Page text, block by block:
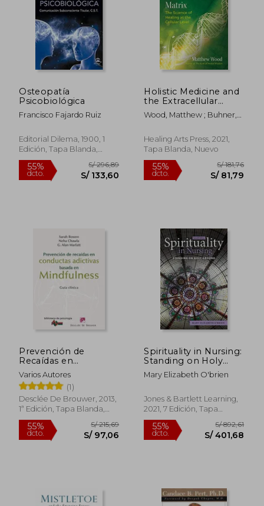
55%
dcto. S/ 107,50
dcto.
55%
dcto.
Osteopatía
Psicobiológica
Francisco Fajardo Ruiz
Editorial Dilema, 1900, 1
Edición, Tapa Blanda,
Nuevo
Holistic Medicine and
the Extracellular
Matrix: The Science of
Healing at the
Planet) (en Inglés)
Wood, Matthew ; Buhner,
Healing Arts Press, 2021,
Tapa Blanda, Nuevo
Prevención de
Recaídas en
Conductas Adictivas
Basada en
Mindfulness
Varios Autores
(1)
Desclée De Brouwer, 2013,
1ª Edición, Tapa Blanda,
Nuevo
Spirituality in Nursing:
Standing on Holy
Ground (en Inglés)
Mary Elizabeth O'brien
Jones & Bartlett Learning,
2021, 7 Edición, Tapa
Blanda, Nuevo